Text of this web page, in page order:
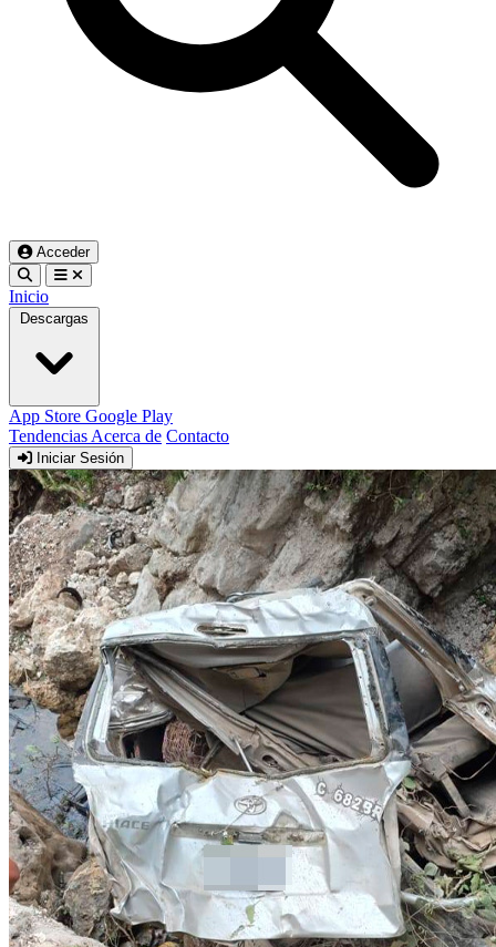
Acceder
Inicio
Descargas
App Store Google Play
Tendencias Acerca de Contacto
Iniciar Sesión